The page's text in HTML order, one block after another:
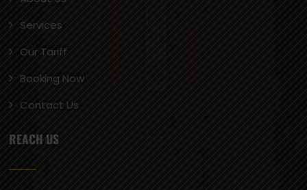
Services
Our Tariff
Booking Now
Contact Us
REACH US